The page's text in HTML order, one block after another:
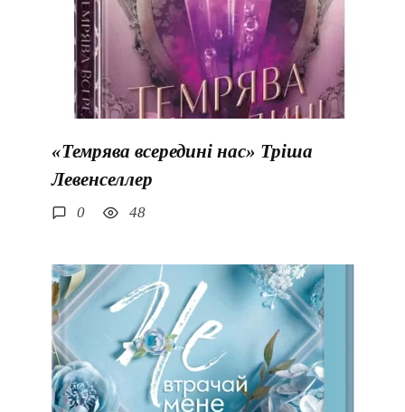
«Темрява всередині нас» Тріша
Левенселлер
0 48